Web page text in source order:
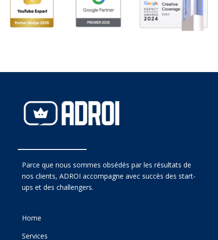
Parce que nous sommes obsédés par les résultats de
nos clients, ADROI accompagne avec succès des start-
ups et des challengers.
Home
Services